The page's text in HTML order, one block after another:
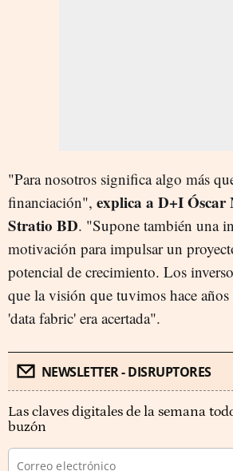
"Para nosotros significa algo más
financiación", explica a D+I Óscar
Stratio BD. "Supone también una
motivación para impulsar un
potencial de crecimiento. Los
que la visión que tuvimos hace
'data fabric' era acertada".
NEWSLETTER - DISRUPTORES
Las claves digitales de la semana
buzón